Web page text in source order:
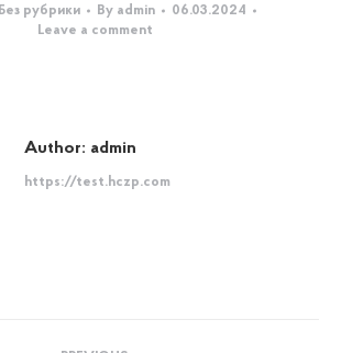
Без рубрики By admin
06.03.2024
Leave a comment
Author: admin
https://test.hczp.com